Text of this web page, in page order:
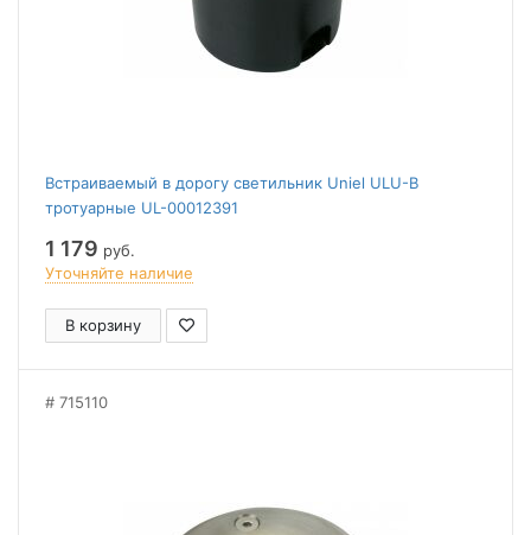
Встраиваемый в дорогу светильник Uniel ULU-B
тротуарные UL-00012391
1 179 руб.
Уточняйте наличие
В корзину
715110